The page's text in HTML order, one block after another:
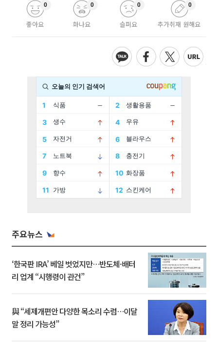
좋아요
0
화나요
0
슬퍼요
0
추가취재 원해요
0
주요뉴스
‘한국판 IRA’ 베일 벗었지만…반도체·배터
리 업계 “시행령이 관건”
與 “세제개편안 다양한 목소리 수렴…이달
말 정리 가능성”